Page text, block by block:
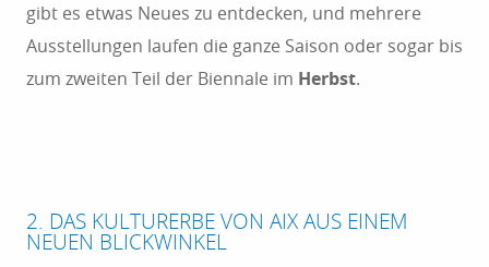
gibt es etwas Neues zu entdecken, und mehrere
Ausstellungen laufen die ganze Saison oder sogar bis
zum zweiten Teil der Biennale im Herbst.
2. DAS KULTURERBE VON AIX AUS EINEM
NEUEN BLICKWINKEL